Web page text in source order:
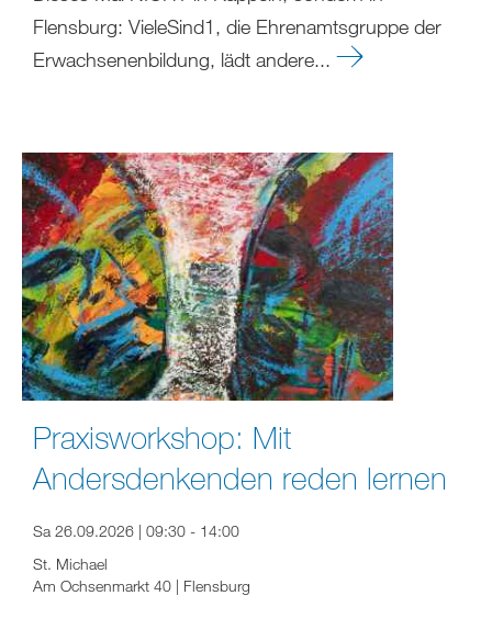
Flensburg: VieleSind1, die Ehrenamtsgruppe der
Erwachsenenbildung, lädt andere...
Praxisworkshop: Mit
Andersdenkenden reden lernen
Sa 26.09.2026 | 09:30 - 14:00
St. Michael
Am Ochsenmarkt 40 | Flensburg